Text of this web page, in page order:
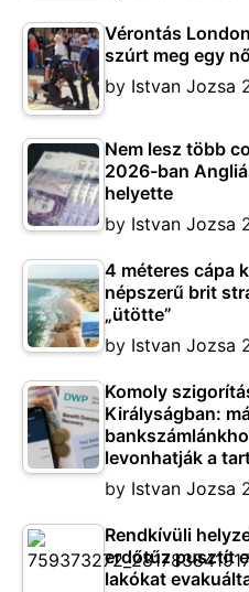
Vérontás
szúrt meg egy
by Istvan Jozsa
Nem lesz több
2026-ban
helyette
by Istvan Jozsa
4 méteres cápa
népszerű brit
„ütötte”
by Istvan Jozsa
Komoly
Királyságban:
levonhatják a
by Istvan Jozsa
Rendkívüli
erdőtűz pusztít
lakókat